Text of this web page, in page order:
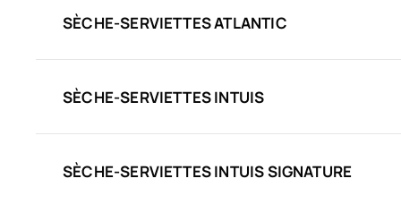
SÈCHE-SERVIETTES ATLANTIC
SÈCHE-SERVIETTES INTUIS
SÈCHE-SERVIETTES INTUIS SIGNATURE